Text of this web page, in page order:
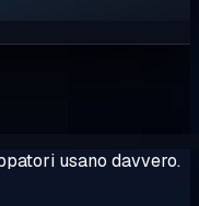
usano davvero.